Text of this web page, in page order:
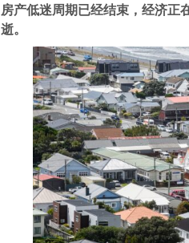
房产低迷周期已经结束，经济正
逝。